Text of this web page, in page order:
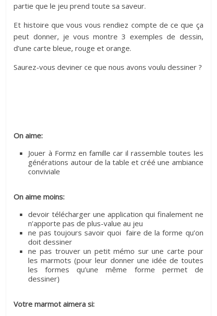
partie que le jeu prend toute sa saveur.
Et histoire que vous vous rendiez compte de ce que ça
peut donner, je vous montre 3 exemples de dessin,
d’une carte bleue, rouge et orange.
Saurez-vous deviner ce que nous avons voulu dessiner ?
On aime:
Jouer à Formz en famille car il rassemble toutes les
générations autour de la table et créé une ambiance
conviviale
On aime moins:
devoir télécharger une application qui finalement ne
n’apporte pas de plus-value au jeu
ne pas toujours savoir quoi faire de la forme qu’on
doit dessiner
ne pas trouver un petit mémo sur une carte pour
les marmots (pour leur donner une idée de toutes
les formes qu’une même forme permet de
dessiner)
Votre marmot aimera si: